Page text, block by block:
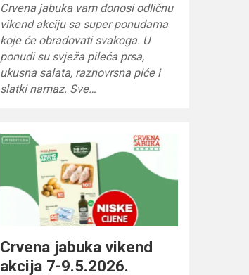
Crvena jabuka vam donosi odličnu
vikend akciju sa super ponudama
koje će obradovati svakoga. U
ponudi su svježa pileća prsa,
ukusna salata, raznovrsna piće i
slatki namaz. Sve…
Crvena jabuka vikend
akcija 7-9.5.2026.